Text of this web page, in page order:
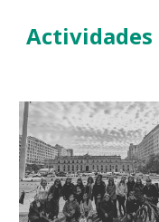
Actividades